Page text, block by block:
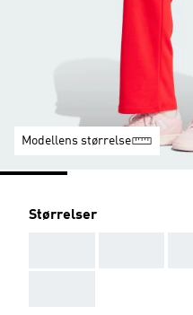
Modellens størrelse
Størrelser